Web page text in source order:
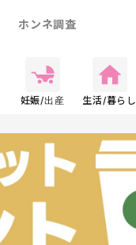
ホンネ調査
妊娠/出産 生活/暮らし